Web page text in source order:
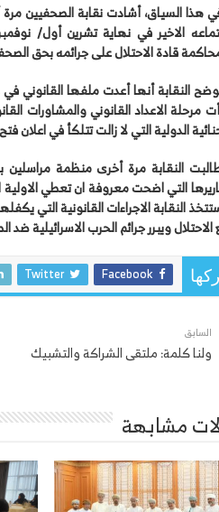
هذا السياق، أشادت نقابة الصحفيين مرة
الاخير في نهاية تشرين أول/
قادة الاحتلال على جرائمه بحق
النقابة أنها أعدت ملفها القانوني
مرحلة الاعداد القانوني والمشاورات
الدولية التي لا زالت تتلكأ في
النقابة مرة أخرى منظمة مراسلين
التي اضحت معروفة ان تعطي الاولية
النقابة الاجراءات القانونية التي
ويبرر جرائم الحرب الاسرائيلية
Facebook
Twitter
السابق
ولنا كلمة: ملتقى الشراكة والتشبيك
مشابهة